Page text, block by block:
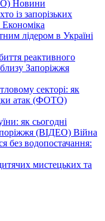
Новини
із запорізьких
Економіка
лідером в Україні
реактивного
Запоріжжя
секторі: як
атак (ФОТО)
як сьогодні
(ВІДЕО) Війна
без водопостачання:
мистецьких та